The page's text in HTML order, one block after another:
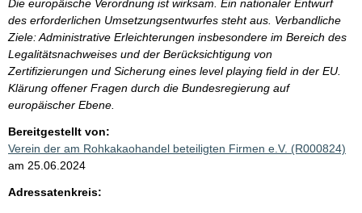
Die europäische Verordnung ist wirksam. Ein nationaler Entwurf
des erforderlichen Umsetzungsentwurfes steht aus. Verbandliche
Ziele: Administrative Erleichterungen insbesondere im Bereich des
Legalitätsnachweises und der Berücksichtigung von
Zertifizierungen und Sicherung eines level playing field in der EU.
Klärung offener Fragen durch die Bundesregierung auf
europäischer Ebene.
Bereitgestellt von:
Verein der am Rohkakaohandel beteiligten Firmen e.V. (R000824)
am 25.06.2024
Adressatenkreis: